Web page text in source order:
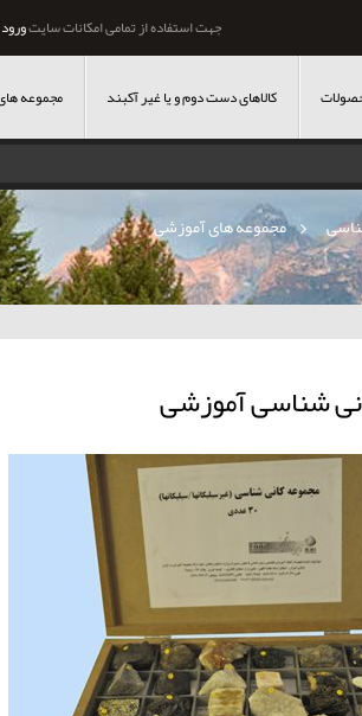
جهت استفاده از تمامی امکانات سایت
کالاهای دست دوم و یا غیر آکبند مجموعه
» مجموعه های آموزشی
شناسی آموزشی